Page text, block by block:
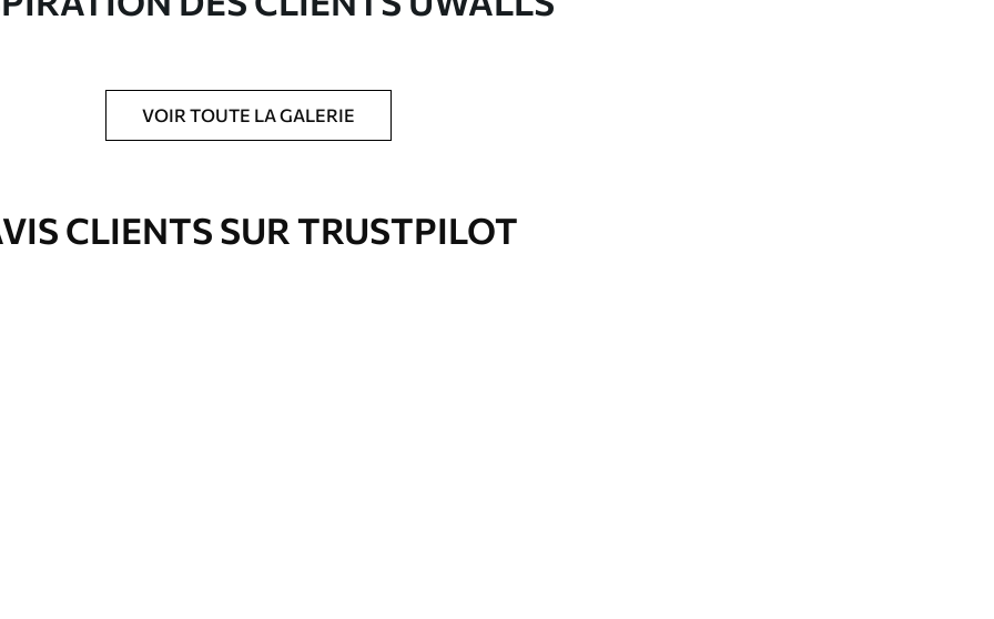
en rouleaux jusqu’à 50 cm de large.
VOIR TOUTE LA GALERIE
CLIENTS SUR TRUSTPILOT